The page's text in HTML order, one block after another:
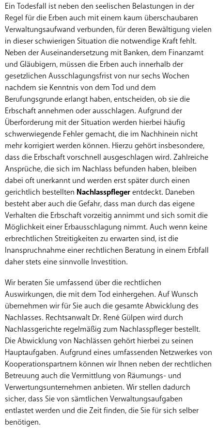
Ein Todesfall ist neben den seelischen Belastungen in der
Regel für die Erben auch mit einem kaum überschaubaren
Verwaltungsaufwand verbunden, für deren Bewältigung vielen
in dieser schwierigen Situation die notwendige Kraft fehlt.
Neben der Auseinandersetzung mit Banken, dem Finanzamt
und Gläubigern, müssen die Erben auch innerhalb der
gesetzlichen Ausschlagungsfrist von nur sechs Wochen
nachdem sie Kenntnis von dem Tod und dem
Berufungsgrunde erlangt haben, entscheiden, ob sie die
Erbschaft annehmen oder ausschlagen. Aufgrund der
Überforderung mit der Situation werden hierbei häufig
schwerwiegende Fehler gemacht, die im Nachhinein nicht
mehr korrigiert werden können. Hierzu gehört insbesondere,
dass die Erbschaft vorschnell ausgeschlagen wird. Zahlreiche
Ansprüche, die sich im Nachlass befunden haben, bleiben
dabei oft unerkannt und werden erst später durch einen
gerichtlich bestellten Nachlasspflegerentdeckt. Daneben
besteht aber auch die Gefahr, dass man durch das eigene
Verhalten die Erbschaft vorzeitig annimmt und sich somit die
Möglichkeit einer Erbausschlagung nimmt. Auch wenn keine
erbrechtlichen Streitigkeiten zu erwarten sind, ist die
Inanspruchnahme einer rechtlichen Beratung in einem Erbfall
daher stets eine sinnvolle Investition.
Wir beraten Sie umfassend über die rechtlichen
Auswirkungen, die mit dem Tod einhergehen. Auf Wunsch
übernehmen wir für Sie auch die gesamte Abwicklung des
Nachlasses. Rechtsanwalt Dr. René Gülpen wird durch
Nachlassgerichte regelmäßig zum Nachlasspfleger bestellt.
Die Abwicklung von Nachlässen gehört hierbei zu seinen
Hauptaufgaben. Aufgrund eines umfassenden Netzwerkes von
Kooperationspartnern können wir Ihnen neben der rechtlichen
Betreuung auch die Vermittlung von Räumungs- und
Verwertungsunternehmen anbieten. Wir stellen dadurch
sicher, dass Sie von sämtlichen Verwaltungsaufgaben
entlastet werden und die Zeit finden, die Sie für sich selber
benötigen.